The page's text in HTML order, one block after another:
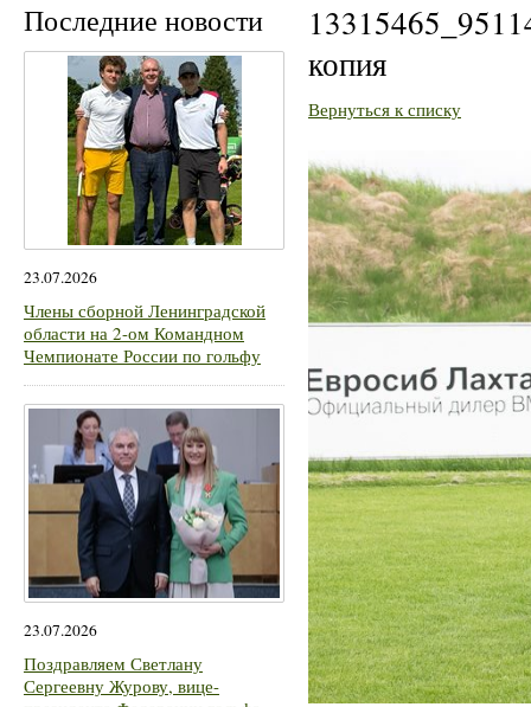
Последние новости
23.07.2026
Члены сборной Ленинградской
области на 2-ом Командном
Чемпионате России по гольфу
23.07.2026
Поздравляем Светлану
Сергеевну Журову, вице-
копия
Вернуться к списку